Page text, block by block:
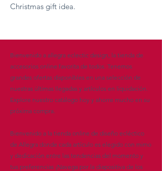
Christmas gift idea.
Bienvenido a allegra eclectic design, la tienda de
accesorios online favorita de todos. Tenemos
grandes ofertas disponibles en una selección de
nuestras últimas llegadas y artículos en liquidación.
Explore nuestro catálogo hoy y ahorre mucho en su
próxima compra.
Bienvenido a la tienda online de diseño ecléctico
de Allegra donde cada artículo es elegido con mimo
y dedicación entre las tendencias del momento y
tus preferencias ¡Navega por la diapositiva de los